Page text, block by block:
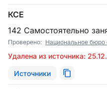
КСЕ
142 Самостоятельно
Проверено: Национальное бюро
Удалена из источника:
Источники